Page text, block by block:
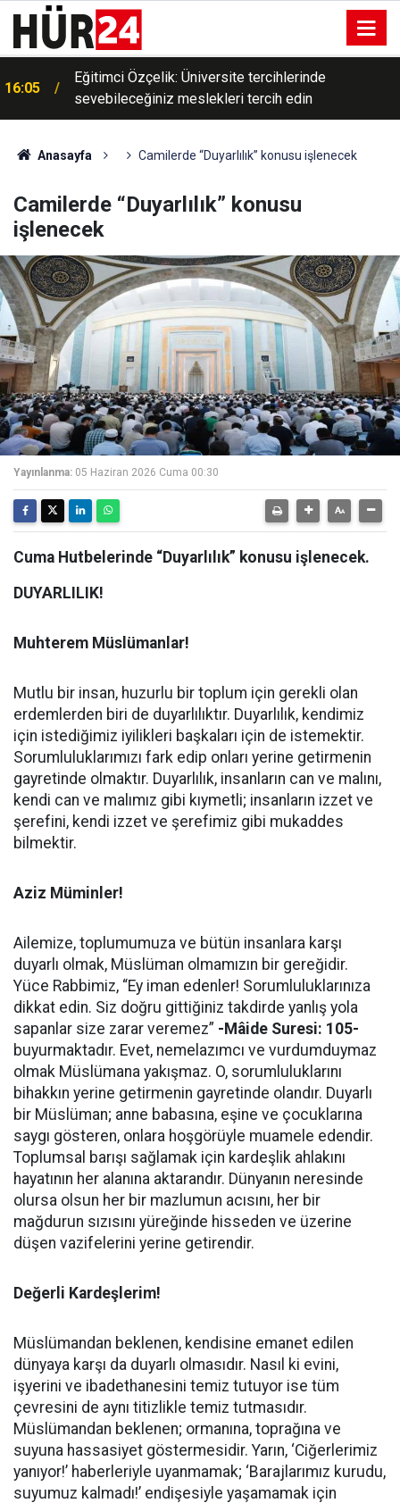
16:05
Eğitimci Özçelik: Üniversite tercihlerinde
sevebileceğiniz meslekleri tercih edin
16:02
Behçet Oktay'ın şüpheli ölümü yeniden kapsamlı
şekilde incelenecek
Anasayfa Camilerde “Duyarlılık” konusu işlenecek
Camilerde “Duyarlılık” konusu
işlenecek
Yayınlanma: 05 Haziran 2026 Cuma 00:30
Cuma Hutbelerinde “Duyarlılık” konusu işlenecek.
DUYARLILIK!
Muhterem Müslümanlar!
Mutlu bir insan, huzurlu bir toplum için gerekli olan
erdemlerden biri de duyarlılıktır. Duyarlılık, kendimiz
için istediğimiz iyilikleri başkaları için de istemektir.
Sorumluluklarımızı fark edip onları yerine getirmenin
gayretinde olmaktır. Duyarlılık, insanların can ve malını,
kendi can ve malımız gibi kıymetli; insanların izzet ve
şerefini, kendi izzet ve şerefimiz gibi mukaddes
bilmektir.
Aziz Müminler!
Ailemize, toplumumuza ve bütün insanlara karşı
duyarlı olmak, Müslüman olmamızın bir gereğidir.
Yüce Rabbimiz, “Ey iman edenler! Sorumluluklarınıza
dikkat edin. Siz doğru gittiğiniz takdirde yanlış yola
sapanlar size zarar veremez” -Mâide Suresi: 105-
buyurmaktadır. Evet, nemelazımcı ve vurdumduymaz
olmak Müslümana yakışmaz. O, sorumluluklarını
bihakkın yerine getirmenin gayretinde olandır. Duyarlı
bir Müslüman; anne babasına, eşine ve çocuklarına
saygı gösteren, onlara hoşgörüyle muamele edendir.
Toplumsal barışı sağlamak için kardeşlik ahlakını
hayatının her alanına aktarandır. Dünyanın neresinde
olursa olsun her bir mazlumun acısını, her bir
mağdurun sızısını yüreğinde hisseden ve üzerine
düşen vazifelerini yerine getirendir.
Değerli Kardeşlerim!
Müslümandan beklenen, kendisine emanet edilen
dünyaya karşı da duyarlı olmasıdır. Nasıl ki evini,
işyerini ve ibadethanesini temiz tutuyor ise tüm
çevresini de aynı titizlikle temiz tutmasıdır.
Müslümandan beklenen; ormanına, toprağına ve
suyuna hassasiyet göstermesidir. Yarın, ‘Ciğerlerimiz
yanıyor!’ haberleriyle uyanmamak; ‘Barajlarımız kurudu,
suyumuz kalmadı!’ endişesiyle yaşamamak için